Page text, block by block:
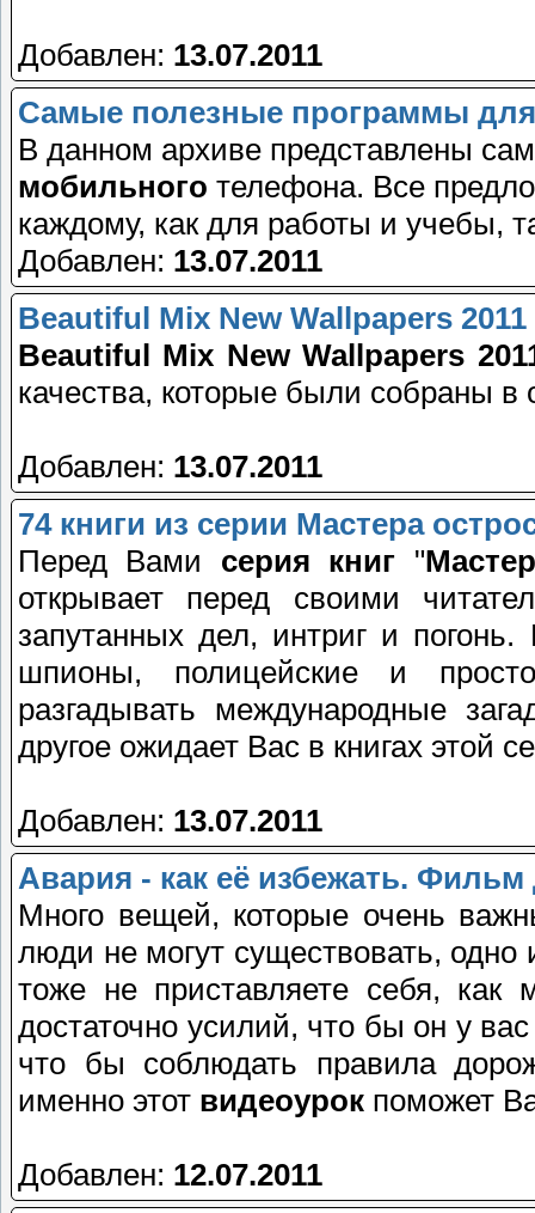
Добавлен: 13.07.2011
Самые полезные программы
В данном архиве представлены
мобильного телефона. Все
каждому, как для работы и учебы,
Добавлен: 13.07.2011
Beautiful Mix New Wallpapers 2011
Beautiful Mix New Wallpapers
качества, которые были собраны в
Добавлен: 13.07.2011
74 книги из серии Мастера
Перед Вами серия книг "
открывает перед своими
запутанных дел, интриг и
шпионы, полицейские и
разгадывать международные
другое ожидает Вас в книгах этой
Добавлен: 13.07.2011
Авария - как её избежать.
Много вещей, которые очень
люди не могут существовать, одно
тоже не приставляете себя, как
достаточно усилий, что бы он у
что бы соблюдать правила
именно этот видеоурок поможет
Добавлен: 12.07.2011